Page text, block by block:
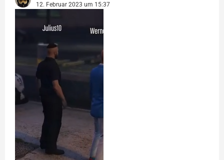
12. Februar 2023 um 15:37